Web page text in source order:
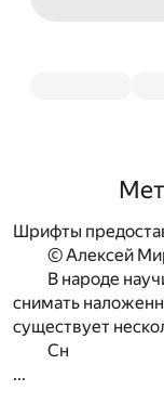
Шрифты
© Алексей
В народе
снимать
существует
Сн
...